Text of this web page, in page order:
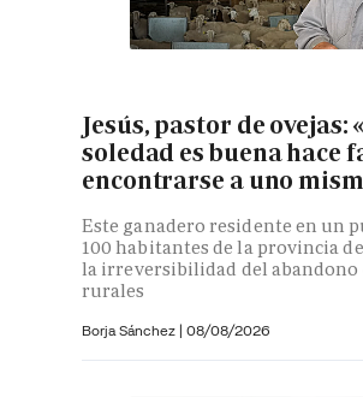
Jesús, pastor de ovejas:
soledad es buena hace
encontrarse a uno
Este ganadero residente en un
100 habitantes de la provincia
la irreversibilidad del abandono
rurales
Borja Sánchez | 08/08/2026